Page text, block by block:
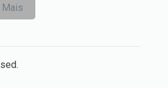
Mais